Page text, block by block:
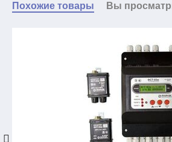
Проход условный DN, мм
Похожие товары Вы